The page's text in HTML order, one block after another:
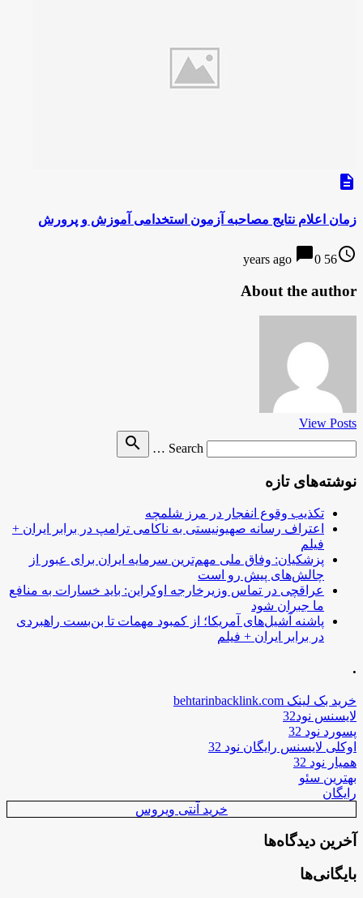
description
زمان اعلام نتایج مصاحبه آزمون استخدامی آموزش و پرورش
access_time
56 years ago
chat_bubble0
About the author
View Posts
Search …
search
نوشته‌های تازه
تکذیب وقوع انفجار در مرز شلمچه
اعتراف رسانه صهیونیستی به ناکامی ترامپ در برابر ایران +
فیلم
پزشکیان: وفاق ملی مهم‌ترین سرمایه ایران برای عبور از
چالش‌های پیش رو است
عراقچی در تماس وزیرخارجه اوکراین: باید خسارات به منافع
ما جبران شود
پاشنه آشیل‌های آمریکا؛ از کمبود مهمات تا بن‌بست راهبردی
در برابر ایران + فیلم
.
خرید بک لینک behtarinbacklink.com
لایسنس نود32
پسورد نود 32
اوکلی لایسنس رایگان نود 32
همیار نود 32
بهترین سئو
رایگان
خرید آنتی ویروس
آخرین دیدگاه‌ها
بایگانی‌ها